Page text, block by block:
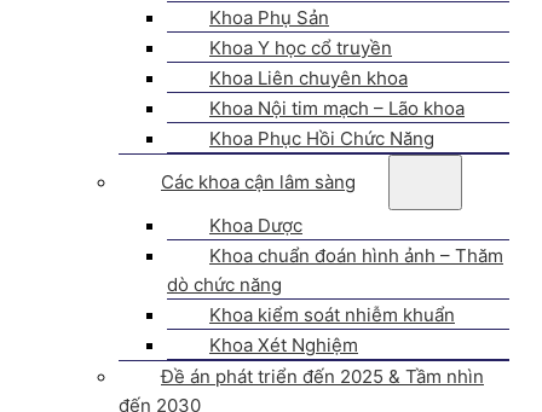
Khoa Phụ Sản
Khoa Y học cổ truyền
Khoa Liên chuyên khoa
Khoa Nội tim mạch – Lão khoa
Khoa Phục Hồi Chức Năng
Các khoa cận lâm sàng
Khoa Dược
Khoa chuẩn đoán hình ảnh – Thăm
dò chức năng
Khoa kiểm soát nhiễm khuẩn
Khoa Xét Nghiệm
Đề án phát triển đến 2025 & Tầm nhìn
đến 2030